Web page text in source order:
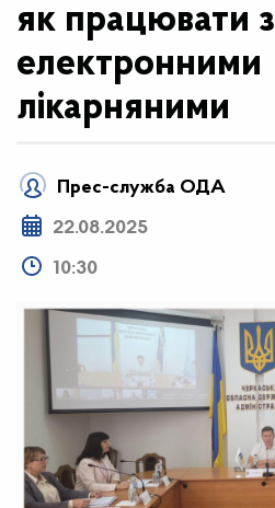
як працювати з
електронними
лікарняними
Прес-служба ОДА
22.08.2025
10:30